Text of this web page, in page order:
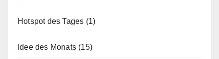
Hotspot des Tages (1)
Idee des Monats (15)